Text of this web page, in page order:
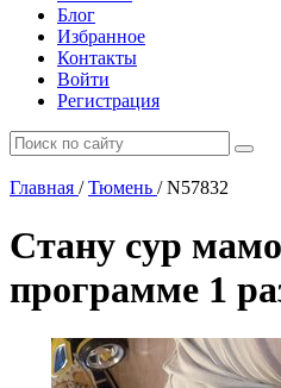
Блог
Избранное
Контакты
Войти
Регистрация
Главная / Тюмень /N57832
Стану сур
программе 1